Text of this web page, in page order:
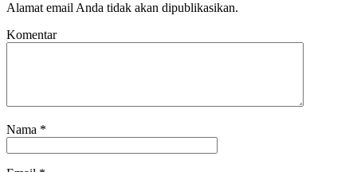
Alamat email Anda tidak akan dipublikasikan.
Komentar
Nama *